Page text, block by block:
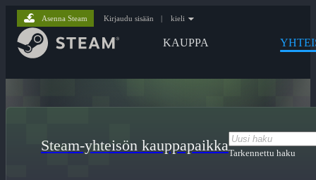
KAUPPA
Asenna Steam Kirjaudu sisään | kieli
Steam-yhteisön kauppapaikkaTarkennettu haku